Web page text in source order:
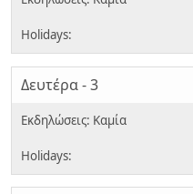
Δευτέρα - 3